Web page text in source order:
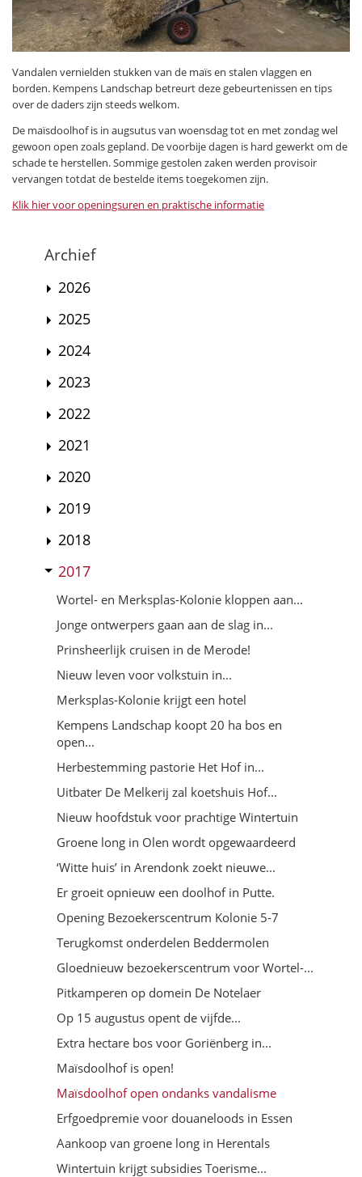
Vandalen vernielden stukken van de maïs en stalen vlaggen en
borden. Kempens Landschap betreurt deze gebeurtenissen en tips
over de daders zijn steeds welkom.
De maïsdoolhof is in augsutus van woensdag tot en met zondag wel
gewoon open zoals gepland. De voorbije dagen is hard gewerkt om de
schade te herstellen. Sommige gestolen zaken werden provisoir
vervangen totdat de bestelde items toegekomen zijn.
Klik hier voor openingsuren en praktische informatie
Archief
2026
2025
2024
2023
2022
2021
2020
2019
2018
2017
Wortel- en Merksplas-Kolonie kloppen aan...
Jonge ontwerpers gaan aan de slag in...
Prinsheerlijk cruisen in de Merode!
Nieuw leven voor volkstuin in...
Merksplas-Kolonie krijgt een hotel
Kempens Landschap koopt 20 ha bos en
open...
Herbestemming pastorie Het Hof in...
Uitbater De Melkerij zal koetshuis Hof...
Nieuw hoofdstuk voor prachtige Wintertuin
Groene long in Olen wordt opgewaardeerd
‘Witte huis’ in Arendonk zoekt nieuwe...
Er groeit opnieuw een doolhof in Putte.
Opening Bezoekerscentrum Kolonie 5-7
Terugkomst onderdelen Beddermolen
Gloednieuw bezoekerscentrum voor Wortel-...
Pitkamperen op domein De Notelaer
Op 15 augustus opent de vijfde...
Extra hectare bos voor Goriënberg in...
Maïsdoolhof is open!
Maïsdoolhof open ondanks vandalisme
Erfgoedpremie voor douaneloods in Essen
Aankoop van groene long in Herentals
Wintertuin krijgt subsidies Toerisme...